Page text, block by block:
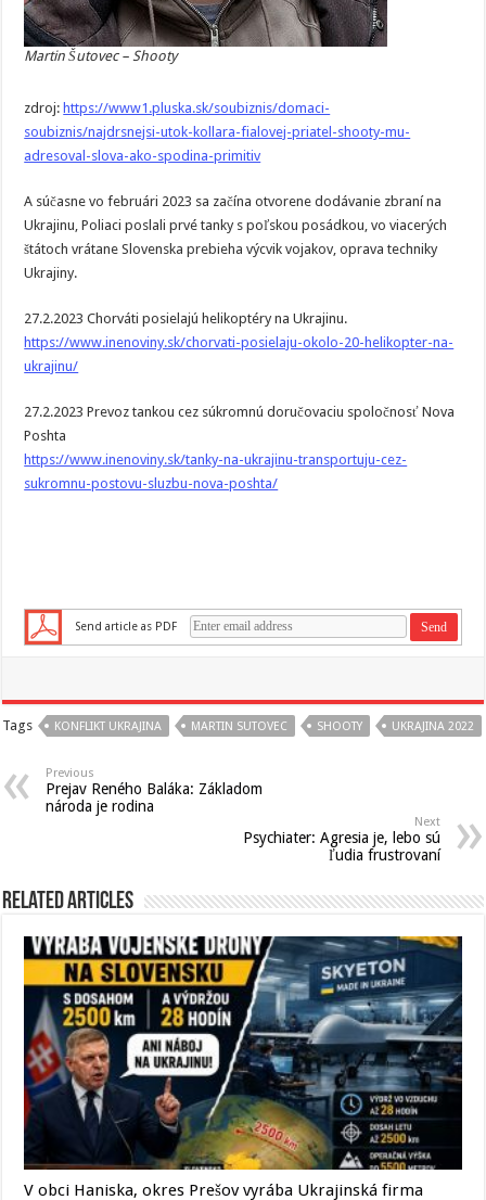
Martin Šutovec – Shooty
zdroj: https://www1.pluska.sk/soubiznis/domaci-
soubiznis/najdrsnejsi-utok-kollara-fialovej-priatel-shooty-mu-
adresoval-slova-ako-spodina-primitiv
A súčasne vo februári 2023 sa začína otvorene dodávanie zbraní na
Ukrajinu, Poliaci poslali prvé tanky s poľskou posádkou, vo viacerých
štátoch vrátane Slovenska prebieha výcvik vojakov, oprava techniky
Ukrajiny.
27.2.2023 Chorváti posielajú helikoptéry na Ukrajinu.
https://www.inenoviny.sk/chorvati-posielaju-okolo-20-helikopter-na-
ukrajinu/
27.2.2023 Prevoz tankou cez súkromnú doručovaciu spoločnosť Nova
Poshta
https://www.inenoviny.sk/tanky-na-ukrajinu-transportuju-cez-
sukromnu-postovu-sluzbu-nova-poshta/
Send article as PDF
Tags KONFLIKT UKRAJINA MARTIN SUTOVEC SHOOTY UKRAJINA 2022
Previous
Prejav Reného Baláka: Základom
národa je rodina
Next
Psychiater: Agresia je, lebo sú
ľudia frustrovaní
Related Articles
V obci Haniska, okres Prešov vyrába Ukrajinská firma